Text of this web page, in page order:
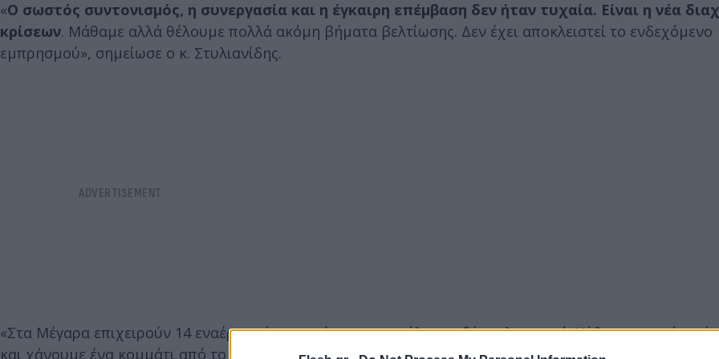
«Ο σωστός συντονισμός, η συνεργασία και η έγκαιρη επέμβαση δεν ήταν τυχαία. Είναι η νέα
κρίσεων. Μάθαμε αλλά θέλουμε πολλά ακόμη βήματα βελτίωσης. Δεν έχει αποκλειστεί το ενδεχόμενο
εμπρησμού», σημείωσε ο κ. Στυλιανίδης.
«Στα Μέγαρα επιχειρούν 14 εναέρια μέσα και είναι μια μεγάλη και δύσκολη φωτιά. Κάθε πυρκαγιά
και χάνουμε ένα κομμάτι από το φυσικό μας πλούτο. Η γη έχει υποφέρει. Η χθεσινή φωτιά στην